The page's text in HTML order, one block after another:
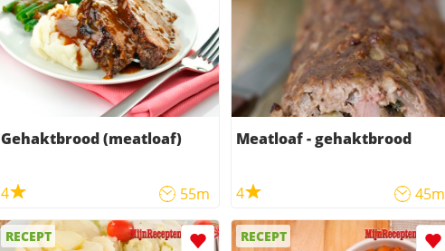
Gehaktbrood (meatloaf)
4 55m
Meatloaf - gehaktbrood
4 45m
RECEPT RECEPT